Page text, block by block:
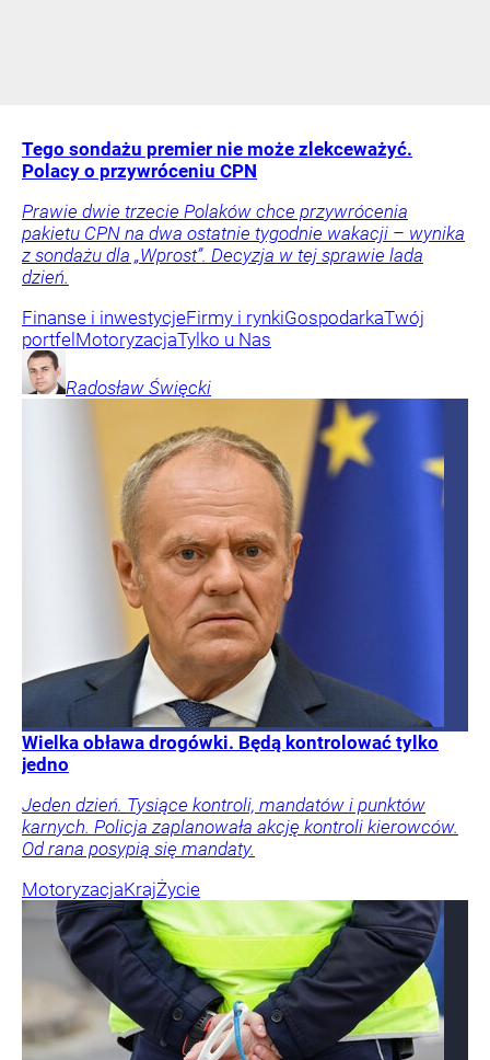
Tego sondażu premier nie może zlekceważyć.
Polacy o przywróceniu CPN
Prawie dwie trzecie Polaków chce przywrócenia
pakietu CPN na dwa ostatnie tygodnie wakacji – wynika
z sondażu dla „Wprost”. Decyzja w tej sprawie lada
dzień.
Finanse i inwestycjeFirmy i rynkiGospodarkaTwój
portfel MotoryzacjaTylko u Nas
Radosław Święcki
Wielka obława drogówki. Będą kontrolować tylko
jedno
Jeden dzień. Tysiące kontroli, mandatów i punktów
karnych. Policja zaplanowała akcję kontroli kierowców.
Od rana posypią się mandaty.
MotoryzacjaKrajŻycie